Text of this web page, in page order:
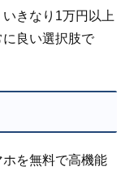
きなり1万円以上
良い選択肢で
ホを無料で高機能